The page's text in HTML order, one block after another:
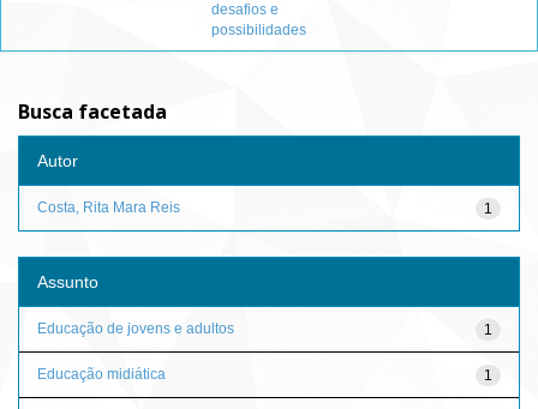
desafios e
possibilidades
Busca facetada
Autor
1
Costa, Rita Mara Reis
Assunto
1
Educação de jovens e adultos
1
Educação midiática